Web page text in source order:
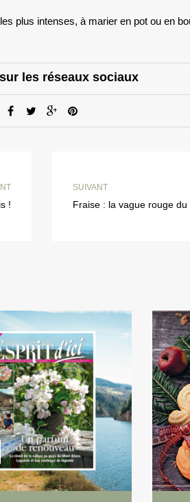
plus intenses, à marier en pot ou en
les réseaux sociaux
!
SUIVANT
Fraise : la vague rouge du